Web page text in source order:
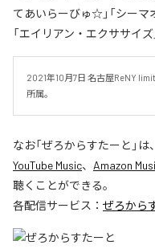
てあいらーびゅ☆」「シーマ
「エイリアン・エクササイ
2021年10月7日 名古屋ReNY
所属。
なお「ぜろからすたーと 」は、
YouTube Music、 Amazon
聴くことができる。
各配信サービス： ぜろから